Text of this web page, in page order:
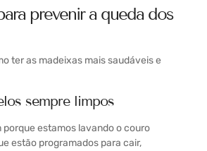
prevenir a queda dos
ter as madeixas mais saudáveis e
sempre limpos
porque estamos lavando o couro
estão programados para cair,